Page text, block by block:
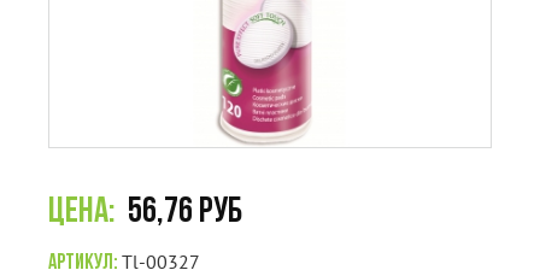
56,76 РУБ
Артикул:Tl-00327